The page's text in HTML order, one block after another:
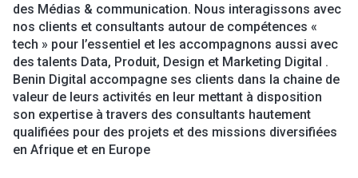
des Médias & communication. Nous interagissons avec
nos clients et consultants autour de compétences «
tech » pour l’essentiel et les accompagnons aussi avec
des talents Data, Produit, Design et Marketing Digital .
Benin Digital accompagne ses clients dans la chaine de
valeur de leurs activités en leur mettant à disposition
son expertise à travers des consultants hautement
qualifiées pour des projets et des missions diversifiées
en Afrique et en Europe